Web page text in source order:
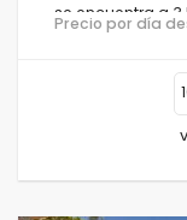
se encuentra a 3
Precio por día